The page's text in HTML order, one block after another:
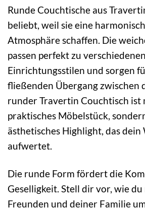
Runde Couchtische aus
beliebt, weil sie eine
Atmosphäre schaffen. Die
passen perfekt zu verschiedenen
Einrichtungsstilen und sorgen
fließenden Übergang zwischen
runder Travertin Couchtisch ist
praktisches Möbelstück,
ästhetisches Highlight, das
aufwertet.
Die runde Form fördert die
Geselligkeit. Stell dir vor, wie
Freunden und deiner Familie